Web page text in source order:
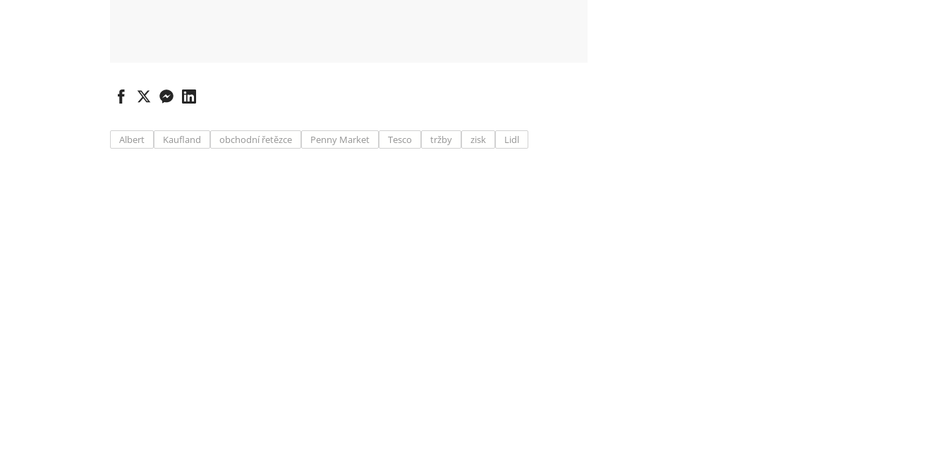
Albert Kaufland obchodní řetězce Penny Market Tesco tržby zisk Lidl